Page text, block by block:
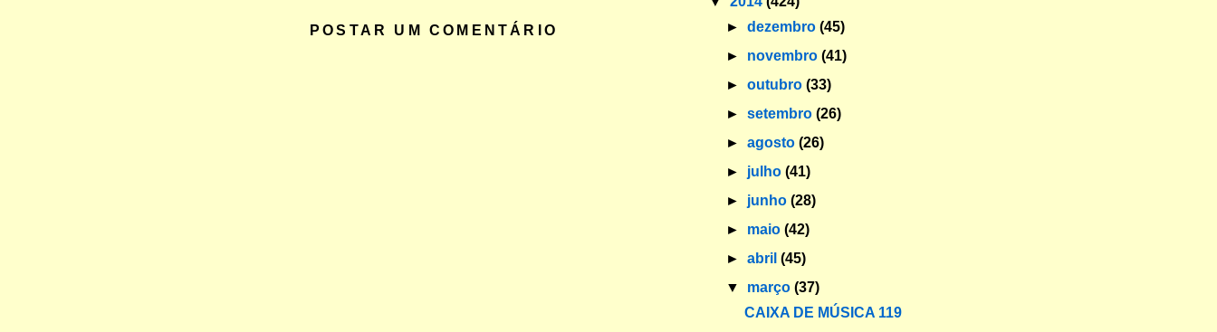
POSTAR UM COMENTÁRIO
►dezembro(45)
► novembro(41)
►outubro(33)
►setembro(26)
►agosto(26)
► julho(41)
► junho(28)
► maio(42)
►abril(45)
▼ março(37)
CAIXA DE MÚSICA 119